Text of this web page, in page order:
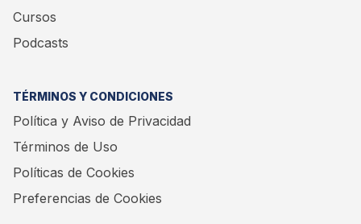
Cursos
Podcasts
TÉRMINOS Y CONDICIONES
Política y Aviso de Privacidad
Términos de Uso
Políticas de Cookies
Preferencias de Cookies